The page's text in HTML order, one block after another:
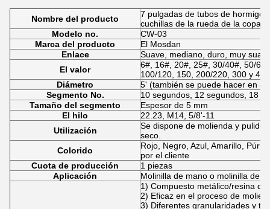
Nombre del producto
7 pulgadas de tubos de
cuchillas de la rueda de la copa
Modelo no.
CW-03
Marca del producto
El Mosdan
Enlace
Suave, mediano, duro, muy
El valor
6#, 16#, 20#, 25#, 30/40#, 50/
100/120, 150, 200/220, 300 y
Diámetro
5' (también se puede hacer en
Segmento No.
10 segundos, 12 segundos, 18
Tamaño del segmento
Espesor de 5 mm
El hilo
22.23, M14, 5/8'-11
Utilización
Se dispone de molienda y pulido
seco.
Colorido
Rojo, Negro, Azul, Amarillo,
por el cliente
Cuota de producción
1 piezas
Aplicación
Molinilla de mano o molinilla de
1) Compuesto metálico/resina
2) Eficaz en el proceso de
3) Diferentes granularidades y